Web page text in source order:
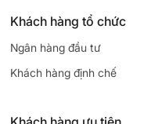
Khách hàng tổ chức
Ngân hàng đầu tư
Khách hàng định chế